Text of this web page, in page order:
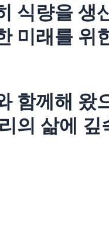
식량을 생
미래를 위
함께해 왔
의 삶에